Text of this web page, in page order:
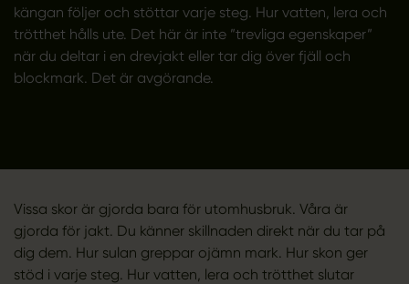
kängan följer och stöttar varje steg. Hur vatten, lera och
trötthet hålls ute. Det här är inte ”trevliga egenskaper”
när du deltar i en drevjakt eller tar dig över fjäll och
blockmark. Det är avgörande.
Vissa skor är gjorda bara för utomhusbruk. Våra är
gjorda för jakt. Du känner skillnaden direkt när du tar på
dig dem. Hur sulan greppar ojämn mark. Hur skon ger
stöd i varje steg. Hur vatten, lera och trötthet slutar